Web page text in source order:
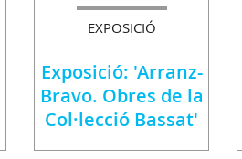
EXPOSICIÓ
Exposició: 'Arranz-
Bravo. Obres de la
Col·lecció Bassat'